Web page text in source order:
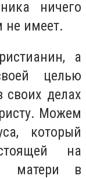
ничего
не имеет.
а
целью
своих делах
Можем
который
на
матери в